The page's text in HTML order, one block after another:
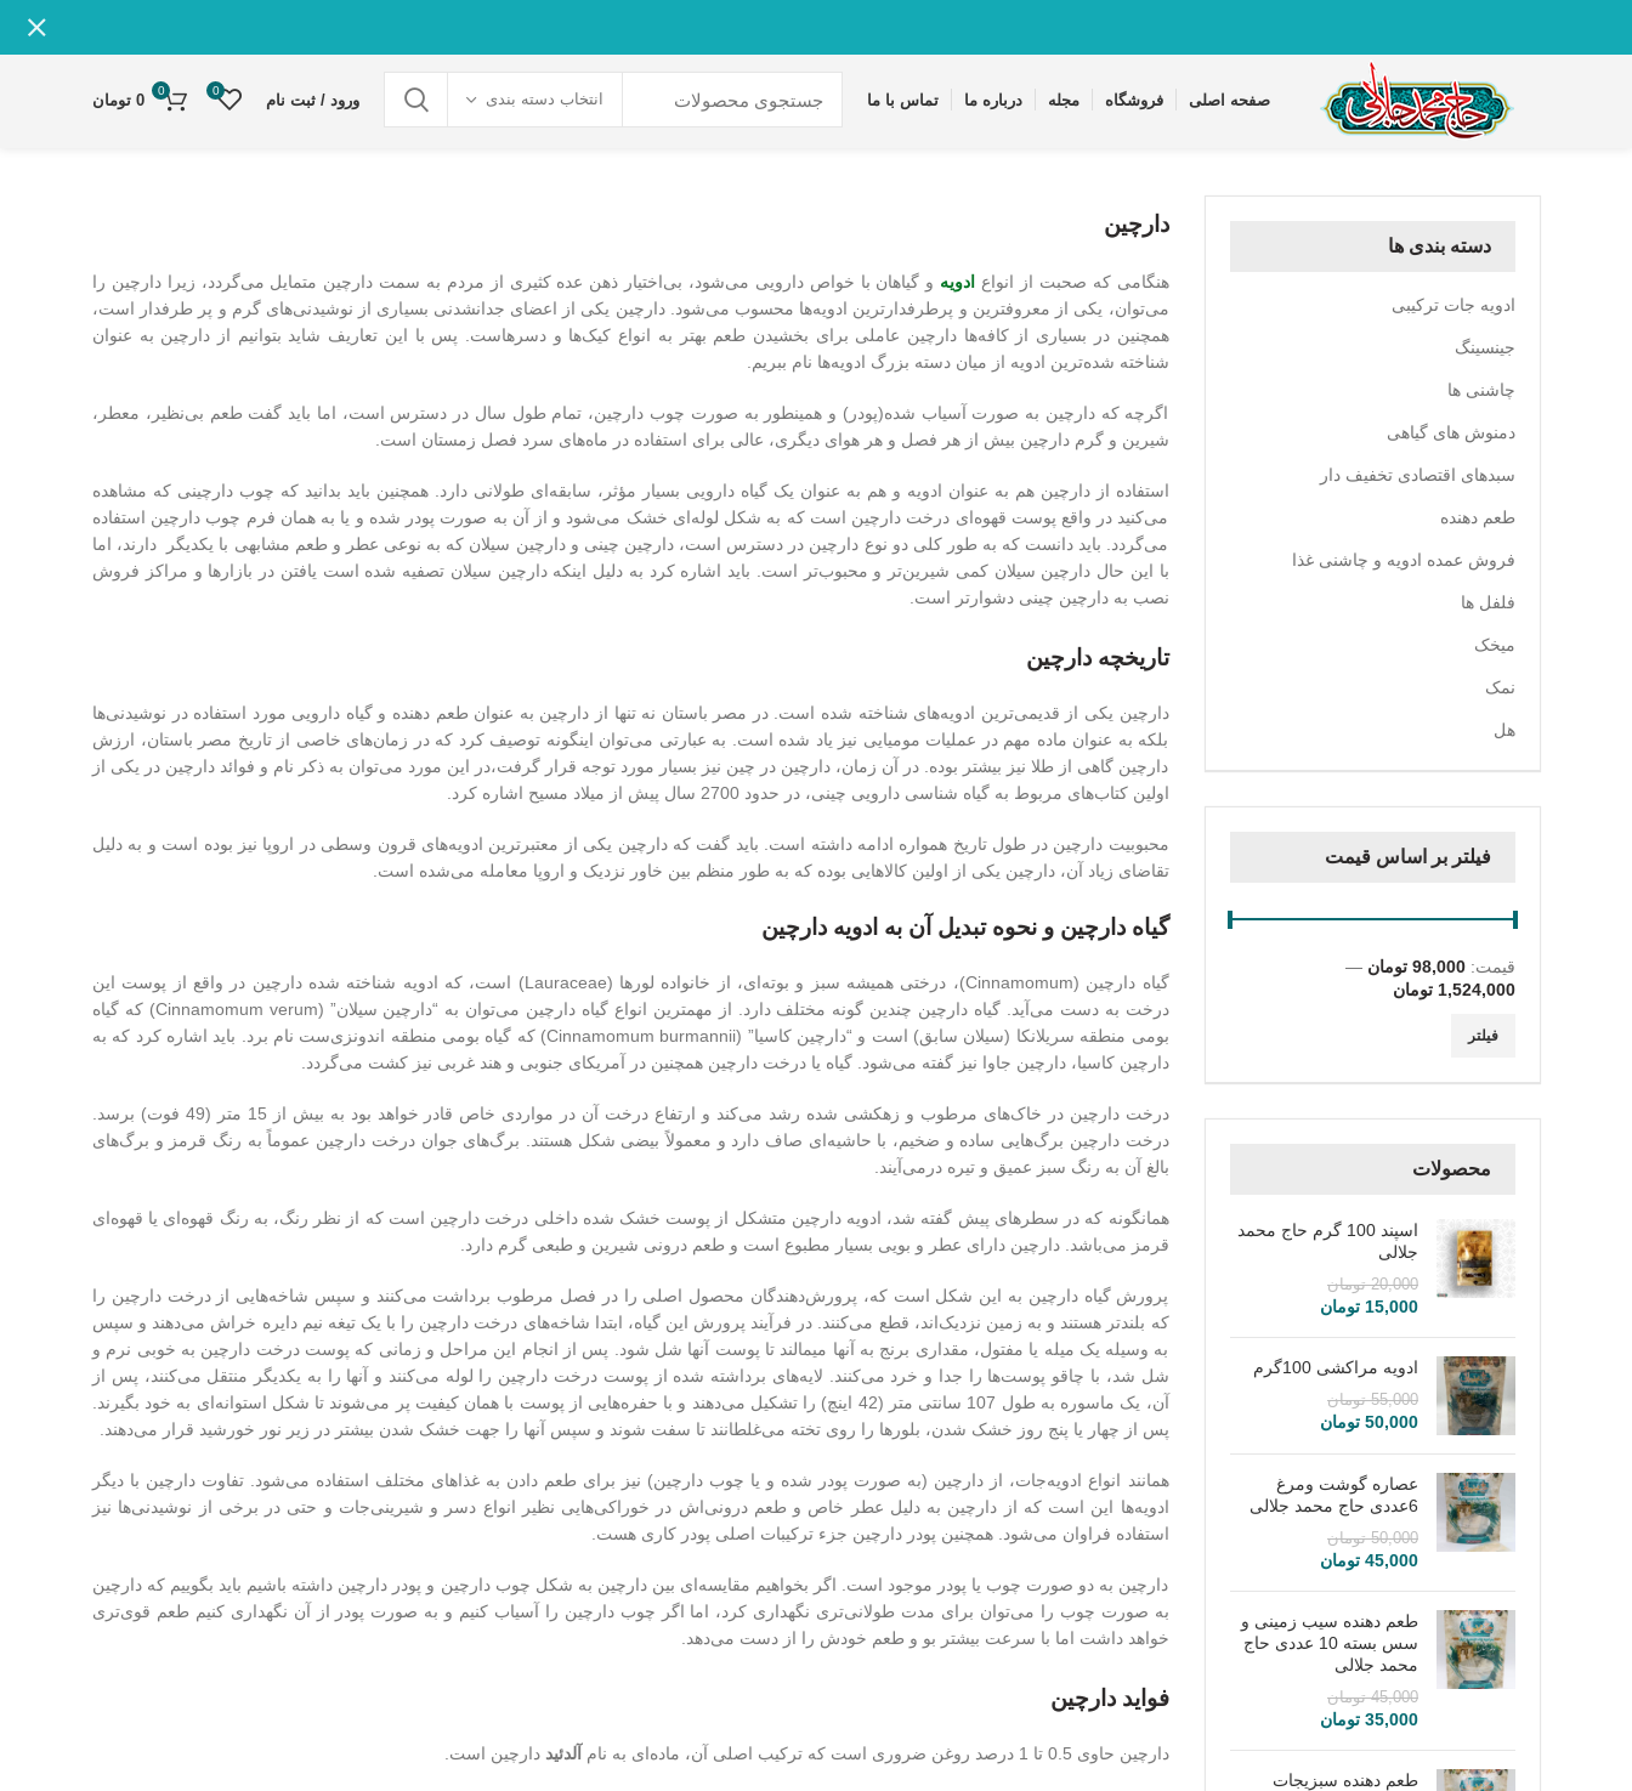
صفحه اصلی فروشگاه مجله درباره ما تماس با ما انتخاب دسته بندی ورود / ثبت نام 0
0
0 تومان
دسته بندی ها
ادویه جات ترکیبی
جینسینگ
چاشنی ها
دمنوش های گیاهی
سبدهای اقتصادی تخفیف دار
طعم دهنده
فروش عمده ادویه و چاشنی غذا
فلفل ها
میخک
نمک
هل
فیلتر بر اساس قیمت
قیمت
قیمت
فیلتر
قیمت: 98,000 تومان
—
1,524,000 تومان
محصولات
اسپند 100 گرم حاج محمد
جلالی
20,000 تومان
15,000 تومان
ادویه مراکشی 100گرم
55,000 تومان
50,000 تومان
عصاره گوشت ومرغ
6عددی حاج محمد جلالی
50,000 تومان
45,000 تومان
طعم دهنده سیب زمینی و
سس بسته 10 عددی حاج
محمد جلالی
45,000 تومان
35,000 تومان
طعم دهنده سبزیجات
دارچین
هنگامی که صحبت از انواع ادویه ‌ و گیاهان با خواص دارویی می‌شود، بی‌اختیار ذهن عده کثیری از مردم به سمت دارچین متمایل می‌گردد، زیرا دارچین را
می‌توان، یکی از معروفترین و پرطرفدارترین ادویه‌ها محسوب می‌شود. دارچین یکی از اعضای جدانشدنی بسیاری از نوشیدنی‌های گرم و پر طرفدار است،
همچنین در بسیاری از کافه‌ها دارچین عاملی برای بخشیدن طعم بهتر به انواع کیک‌ها و دسرهاست. پس با این تعاریف شاید بتوانیم از دارچین به عنوان
شناخته شده‌ترین ادویه از میان دسته بزرگ ادویه‌ها نام ببریم.
اگرچه که دارچین به صورت آسیاب شده(پودر) و همینطور به صورت چوب دارچین، تمام طول سال در دسترس است، اما باید گفت طعم بی‌نظیر، معطر،
شیرین و گرم دارچین بیش از هر فصل و هر هوای دیگری، عالی برای استفاده در ماه‌های سرد فصل زمستان است.
استفاده از دارچین هم به عنوان ادویه و هم به عنوان یک گیاه دارویی بسیار مؤثر، سابقه‌ای طولانی دارد. همچنین باید بدانید که چوب دارچینی که مشاهده
می‌کنید در واقع پوست قهوه‌ای درخت دارچین است که به شکل لوله‌ای خشک می‌شود و از آن به صورت پودر شده و یا به همان فرم چوب دارچین استفاده
می‌گردد. باید دانست که به طور کلی دو نوع دارچین در دسترس است، دارچین چینی و دارچین سیلان که به نوعی عطر و طعم مشابهی با یکدیگر دارند، اما
با این حال دارچین سیلان کمی شیرین‌تر و محبوب‌تر است. باید اشاره کرد به دلیل اینکه دارچین سیلان تصفیه شده است یافتن در بازارها و مراکز فروش
نصب به دارچین چینی دشوارتر است.
تاریخچه دارچین
دارچین یکی از قدیمی‌ترین ادویه‌های شناخته شده است. در مصر باستان نه تنها از دارچین به عنوان طعم دهنده و گیاه دارویی مورد استفاده در نوشیدنی‌ها
بلکه به عنوان ماده مهم در عملیات مومیایی نیز یاد شده است. به عبارتی می‌توان اینگونه توصیف کرد که در زمان‌های خاصی از تاریخ مصر باستان، ارزش
دارچین گاهی از طلا نیز بیشتر بوده. در آن زمان، دارچین در چین نیز بسیار مورد توجه قرار گرفت،در این مورد می‌توان به ذکر نام و فوائد دارچین در یکی از
اولین کتاب‌های مربوط به گیاه شناسی دارویی چینی، در حدود 2700 سال پیش از میلاد مسیح اشاره کرد.
محبوبیت دارچین در طول تاریخ همواره ادامه داشته است. باید گفت که دارچین یکی از معتبرترین ادویه‌های قرون وسطی در اروپا نیز بوده است و به دلیل
تقاضای زیاد آن، دارچین یکی از اولین کالاهایی بوده که به طور منظم بین خاور نزدیک و اروپا معامله می‌شده است.
گیاه دارچین و نحوه تبدیل آن به ادویه دارچین
گیاه دارچین (Cinnamomum)، درختی همیشه سبز و بوته‌ای، از خانواده لورها (Lauraceae) است، که ادویه شناخته شده دارچین در واقع از پوست این
درخت به دست می‌آید. گیاه دارچین چندین گونه مختلف دارد. از مهمترین انواع گیاه دارچین می‌توان به “دارچین سیلان” (Cinnamomum verum) که گیاه
بومی منطقه سریلانکا (سیلان سابق) است و “دارچین کاسیا” (Cinnamomum burmannii) که گیاه بومی منطقه اندونزی‌ست نام برد. باید اشاره کرد که به
دارچین کاسیا، دارچین جاوا نیز گفته می‌شود. گیاه یا درخت دارچین همچنین در آمریکای جنوبی و هند غربی نیز کشت می‌گردد.
درخت دارچین در خاک‌های مرطوب و زهکشی شده رشد می‌کند و ارتفاع درخت آن در مواردی خاص قادر خواهد بود به بیش از 15 متر (49 فوت) برسد.
درخت دارچین برگ‌هایی ساده و ضخیم، با حاشیه‌ای صاف دارد و معمولاً بیضی شکل هستند. برگ‌های جوان درخت دارچین عموماً به رنگ قرمز و برگ‌های
بالغ آن به رنگ سبز عمیق و تیره درمی‌آیند.
همانگونه که در سطرهای پیش گفته شد، ادویه دارچین متشکل از پوست خشک شده داخلی درخت دارچین است که از نظر رنگ، به رنگ قهوه‌ای یا قهوه‌ای
قرمز می‌باشد. دارچین دارای عطر و بویی بسیار مطبوع است و طعم درونی شیرین و طبعی گرم دارد.
پرورش گیاه دارچین به این شکل است که، پرورش‌دهندگان محصول اصلی را در فصل مرطوب برداشت می‌کنند و سپس شاخه‌هایی از درخت دارچین را
که بلندتر هستند و به زمین نزدیک‌اند، قطع می‌کنند. در فرآیند پرورش این گیاه، ابتدا شاخه‌های درخت دارچین را با یک تیغه نیم دایره خراش می‌دهند و سپس
به وسیله یک میله یا مفتول، مقداری برنج به آنها میمالند تا پوست آنها شل شود. پس از انجام این مراحل و زمانی که پوست درخت دارچین به خوبی نرم و
شل شد، با چاقو پوست‌ها را جدا و خرد می‌کنند. لایه‌های برداشته شده از پوست درخت دارچین را لوله می‌کنند و آنها را به یکدیگر منتقل می‌کنند، پس از
آن، یک ماسوره به طول 107 سانتی متر (42 اینچ) را تشکیل می‌دهند و با حفره‌هایی از پوست با همان کیفیت پر می‌شوند تا شکل استوانه‌ای به خود بگیرند.
پس از چهار یا پنج روز خشک شدن، بلورها را روی تخته می‌غلطانند تا سفت شوند و سپس آنها را جهت خشک شدن بیشتر در زیر نور خورشید قرار می‌دهند.
همانند انواع ادویه‌جات، از دارچین (به صورت پودر شده و یا چوب دارچین) نیز برای طعم دادن به غذاهای مختلف استفاده می‌شود. تفاوت دارچین با دیگر
ادویه‌ها این است که از دارچین به دلیل عطر خاص و طعم درونی‌اش در خوراکی‌هایی نظیر انواع دسر و شیرینی‌جات و حتی در برخی از نوشیدنی‌ها نیز
استفاده فراوان می‌شود. همچنین پودر دارچین جزء ترکیبات اصلی پودر کاری هست.
دارچین به دو صورت چوب یا پودر موجود است. اگر بخواهیم مقایسه‌ای بین دارچین به شکل چوب دارچین و پودر دارچین داشته باشیم باید بگوییم که دارچین
به صورت چوب را می‌توان برای مدت طولانی‌تری نگهداری کرد، اما اگر چوب دارچین را آسیاب کنیم و به صورت پودر از آن نگهداری کنیم طعم قوی‌تری
خواهد داشت اما با سرعت بیشتر بو و طعم خودش را از دست می‌دهد.
فواید دارچین
دارچین حاوی 0.5 تا 1 درصد روغن ضروری است که ترکیب اصلی آن، ماده‌ای به نام آلدئید دارچین است.